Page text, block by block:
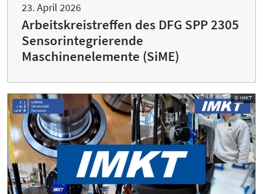
23. April 2026
Arbeitskreistreffen des DFG SPP 2305
Sensorintegrierende
Maschinenelemente (SiME)
© IMKT